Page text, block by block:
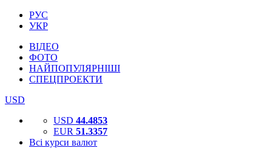
РУС
УКР
ВІДЕО
ФОТО
НАЙПОПУЛЯРНІШІ
СПЕЦПРОЕКТИ
USD
USD 44.4853
EUR 51.3357
Всі курси валют